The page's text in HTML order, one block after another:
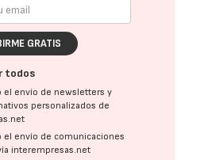
GRATIS
todos
el envío de newsletters y
personalizados de
el envío de comunicaciones
interempresas.net